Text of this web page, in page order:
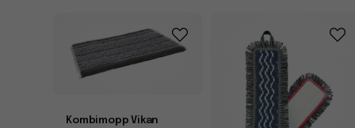
Kombimopp Vikan